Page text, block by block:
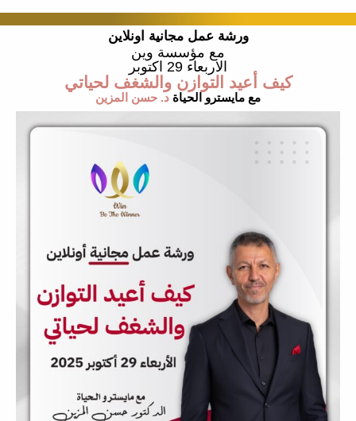
ورشة عمل مجانية اونلاين
مع مؤسسة وين
الاربعاء 29 اكتوبر
كيف أعيد التوازن والشغف لحياتي
مع مايسترو الحياة د. حسن المزين